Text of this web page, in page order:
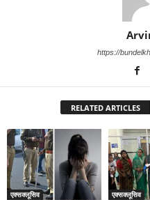
https://
RELATED ARTICLES
एक्सक्लूसिव एक्सक्लूसिव